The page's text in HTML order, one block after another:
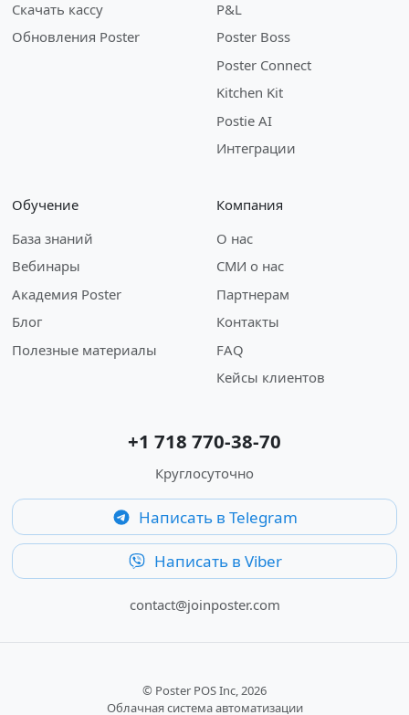
Скачать кассу
Обновления Poster
P&L
Poster Boss
Poster Connect
Kitchen Kit
Postie AI
Интеграции
Обучение
База знаний
Вебинары
Академия Poster
Блог
Полезные материалы
Компания
О нас
СМИ о нас
Партнерам
Контакты
FAQ
Кейсы клиентов
+1 718 770-38-70
Круглосуточно
Написать в Telegram
Написать в Viber
contact@joinposter.com
© Poster POS Inc, 2026
Облачная система автоматизации